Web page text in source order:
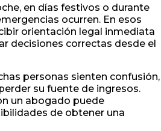
en días festivos o durante
ocurren. En esos
orientación legal inmediata
decisiones correctas desde el
personas sienten confusión,
su fuente de ingresos.
un abogado puede
de obtener una